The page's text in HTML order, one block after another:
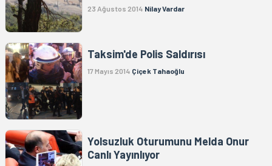
23 Ağustos 2014 Nilay Vardar
Taksim'de Polis Saldırısı
17 Mayıs 2014 Çiçek Tahaoğlu
Yolsuzluk Oturumunu Melda Onur
Canlı Yayınlıyor